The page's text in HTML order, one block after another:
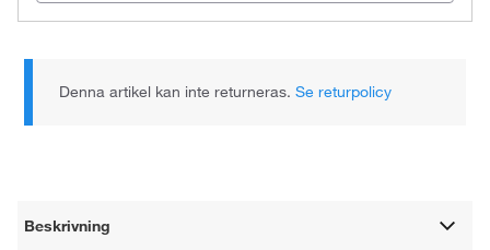
Denna artikel kan inte returneras.Se returpolicy
Beskrivning